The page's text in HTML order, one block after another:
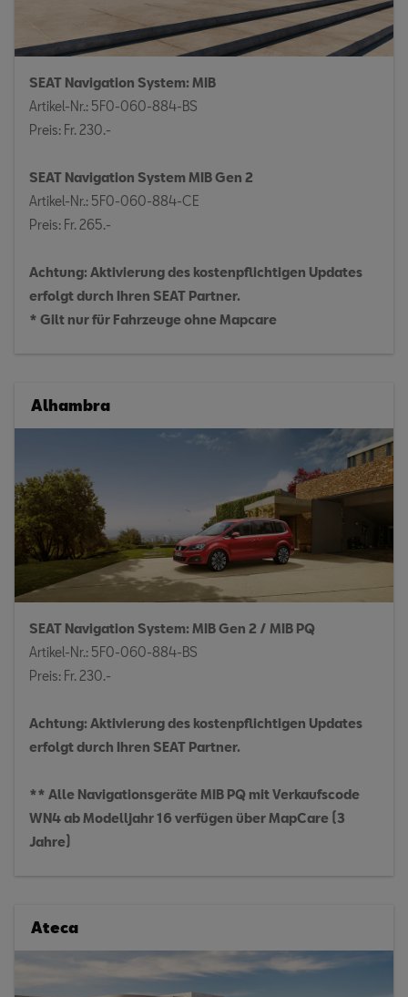
SEAT Navigation System: MIB
Artikel-Nr.: 5F0-060-884-BS
Preis: Fr. 230.-
SEAT Navigation System MIB Gen 2
Artikel-Nr.: 5F0-060-884-CE
Preis: Fr. 265.-
Achtung: Aktivierung des kostenpflichtigen Updates
erfolgt durch Ihren SEAT Partner.
* Gilt nur für Fahrzeuge ohne Mapcare
Alhambra
SEAT Navigation System: MIB Gen 2 / MIB PQ
Artikel-Nr.: 5F0-060-884-BS
Preis: Fr. 230.-
Achtung: Aktivierung des kostenpflichtigen Updates
erfolgt durch Ihren SEAT Partner.
** Alle Navigationsgeräte MIB PQ mit Verkaufscode
WN4 ab Modelljahr 16 verfügen über MapCare (3
Jahre)
Ateca